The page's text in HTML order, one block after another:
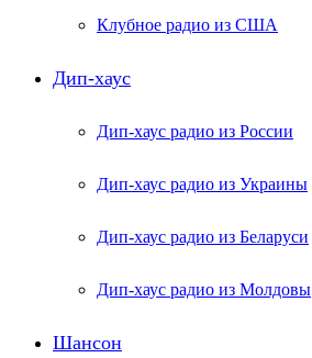
Клубное радио из США
Дип-хаус
Дип-хаус радио из России
Дип-хаус радио из Украины
Дип-хаус радио из Беларуси
Дип-хаус радио из Молдовы
Шансон